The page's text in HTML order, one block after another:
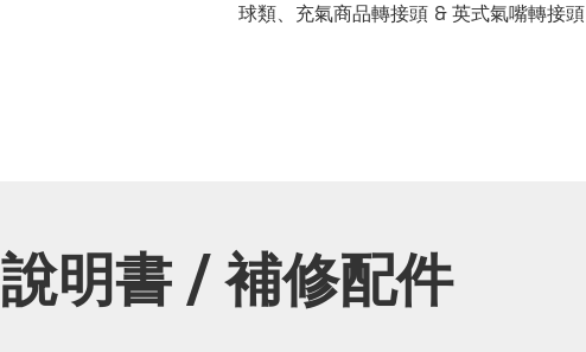
球類、充氣商品轉接頭 & 英式氣嘴轉接頭
說明書 / 補修配件